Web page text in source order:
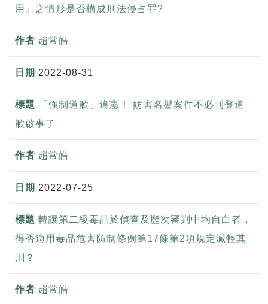
用』之情形是否構成刑法侵占罪?
趙常皓
2022-08-31
「強制道歉」違憲！ 妨害名譽案件不必刊登道
歉啟事了
趙常皓
2022-07-25
轉讓第二級毒品於偵查及歷次審判中均自白者，
得否適用毒品危害防制條例第17條第2項規定減輕其
刑？
趙常皓